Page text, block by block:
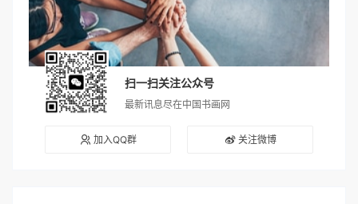
扫一扫关注公众号
最新讯息尽在中国书画网
加入QQ群 关注微博